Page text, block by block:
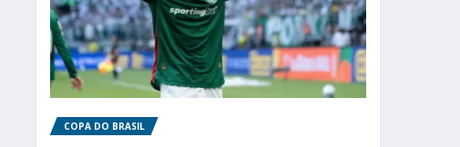
COPA DO BRASIL